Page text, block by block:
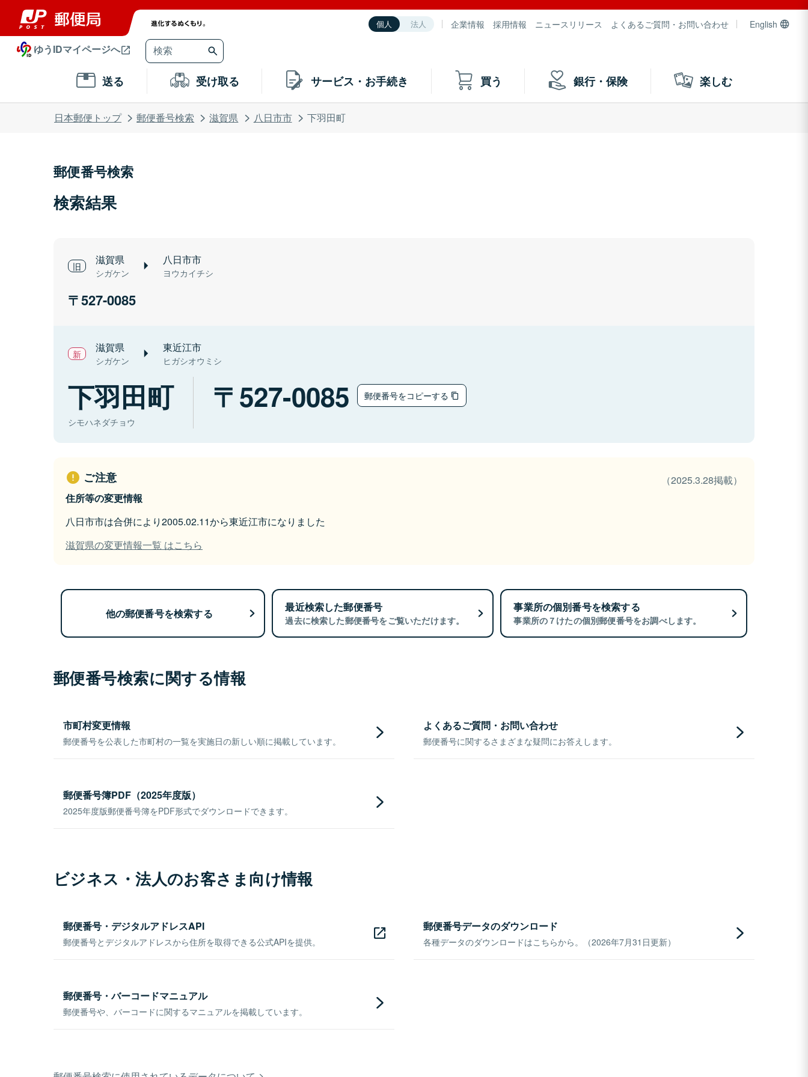
個人 法人 企業情報 採用情報 ニュースリリース よくあるご質問・お問い合わせ English
ゆうIDマイページへ
送る 受け取る サービス・お手続き 買う 銀行・保険 楽しむ
日本郵便トップ 郵便番号検索 滋賀県 八日市市 下羽田町
郵便番号検索
検索結果
滋賀県
シガケン
八日市市
ヨウカイチシ
527-0085
滋賀県
シガケン
東近江市
ヒガシオウミシ
下羽田町
シモハネダチョウ
527-0085 郵便番号をコピーする
ご注意
（2025.3.28掲載）
住所等の変更情報
八日市市は合併により2005.02.11から東近江市になりました
滋賀県の変更情報一覧 はこちら
他の郵便番号を検索する 最近検索した郵便番号
過去に検索した郵便番号をご覧いただけます。
事業所の個別番号を検索する
事業所の７けたの個別郵便番号をお調べします。
郵便番号検索に関する情報
市町村変更情報
郵便番号を公表した市町村の一覧を実施日の新しい順に掲載しています。
よくあるご質問・お問い合わせ
郵便番号に関するさまざまな疑問にお答えします。
郵便番号簿PDF（2025年度版）
2025年度版郵便番号簿をPDF形式でダウンロードできます。
ビジネス・法人のお客さま向け情報
郵便番号・デジタルアドレスAPI
郵便番号とデジタルアドレスから住所を取得できる公式APIを提供。
郵便番号データのダウンロード
各種データのダウンロードはこちらから。（2026年7月31日更新）
郵便番号・バーコードマニュアル
郵便番号や、バーコードに関するマニュアルを掲載しています。